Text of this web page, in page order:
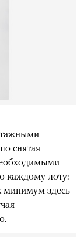
снятая
каждому лоту:
минимум здесь